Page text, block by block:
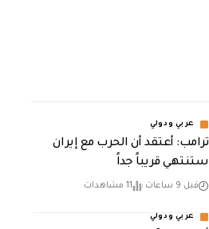
عربي ودولي
‏ترامب: أعتقد أن الحرب مع إيران
ستنتهي قريباً جداً
قبل 9 ساعات 11 مشاهدات
عربي ودولي